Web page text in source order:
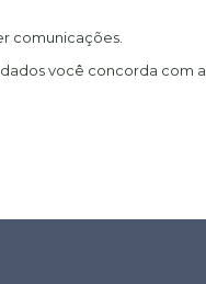
comunicações.
você concorda com a